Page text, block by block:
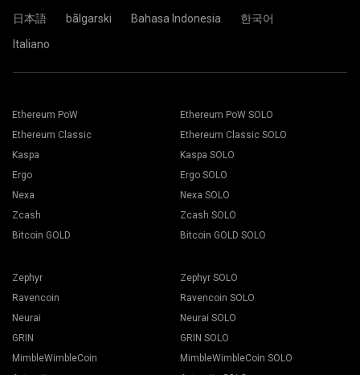
日本語
bãlgarski Bahasa Indonesia
한국어
Italiano
Ethereum PoW
Ethereum Classic
Kaspa
Ergo
Nexa
Zcash
Bitcoin GOLD
Ethereum PoW SOLO
Ethereum Classic SOLO
Kaspa SOLO
Ergo SOLO
Nexa SOLO
Zcash SOLO
Bitcoin GOLD SOLO
Zephyr
Ravencoin
Neurai
GRIN
MimbleWimbleCoin
Zephyr SOLO
Ravencoin SOLO
Neurai SOLO
GRIN SOLO
MimbleWimbleCoin SOLO